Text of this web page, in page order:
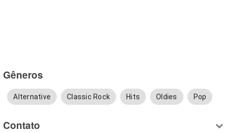
Gêneros
Alternative Classic Rock Hits Oldies Pop
Contato